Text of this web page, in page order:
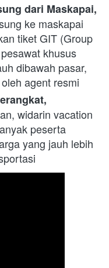
dari Maskapai,
ke maskapai
tiket GIT (Group
khusus
dibawah pasar,
agent resmi
widarin vacation
peserta
yang jauh lebih